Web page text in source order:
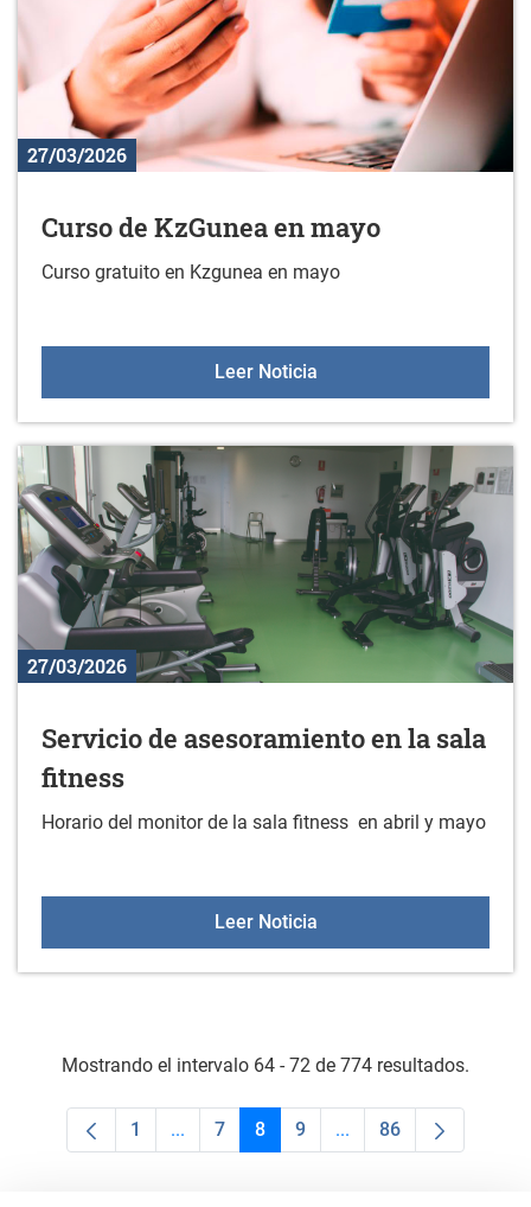
27/03/2026
Curso de KzGunea en mayo
Curso gratuito en Kzgunea en mayo
Leer NoticiaCurso de KzGunea en
27/03/2026
Servicio de asesoramiento en la sala
fitness
Horario del monitor de la sala fitness en abril y mayo
Leer NoticiaServicio de
Mostrando el intervalo 64 - 72 de 774 resultados.
Página
1 ...Páginas intermedias Use TAB para
Página
7 Página
8 Página
9 ...Páginas intermedias
Página
86